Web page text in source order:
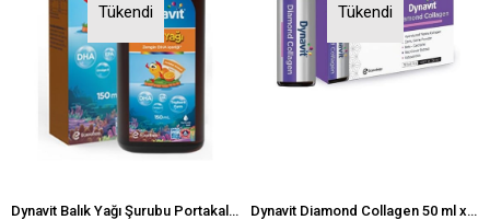
Tükendi
Dynavit Balık Yağı Şurubu Portakal Aromalı 150 ml
Tükendi
Dynavit Diamond Collagen 50 ml x 10 Şişe